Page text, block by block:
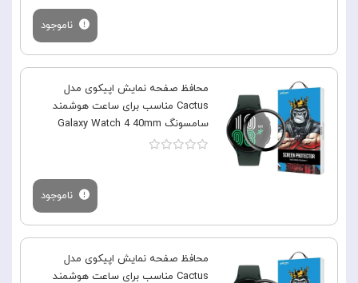
ناموجود
محافظ صفحه نمایش اپیکوی مدل
Cactus مناسب برای ساعت هوشمند
سامسونگ Galaxy Watch 4 40mm
ناموجود
محافظ صفحه نمایش اپیکوی مدل
Cactus مناسب برای ساعت هوشمند